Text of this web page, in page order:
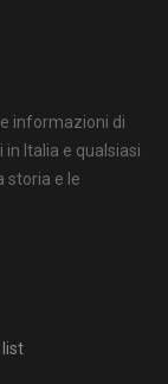
informazioni di
Italia e qualsiasi
storia e le
list